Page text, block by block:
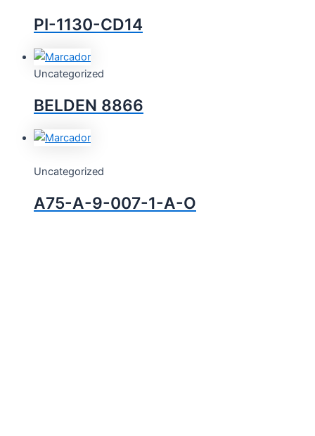
PI-1130-CD14
Uncategorized
BELDEN 8866
Uncategorized
A75-A-9-007-1-A-O